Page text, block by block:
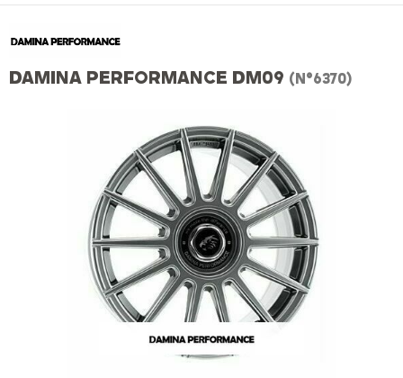
DAMINA PERFORMANCE DM09 (N°6370)